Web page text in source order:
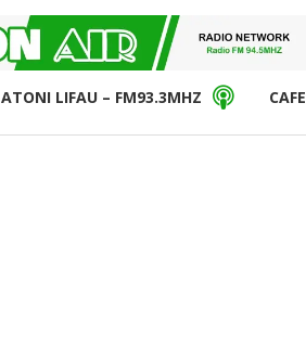
ATONI LIFAU – FM93.3MHZ